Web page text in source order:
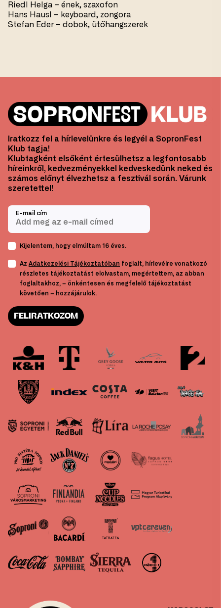
Riedl Helga – ének, szaxofon
Hans Hausl – keyboard, zongora
Stefan Eder – dobok, ütőhangszerek
Iratkozz fel a hírlevelünkre és legyél a SopronFest
Klub tagja!
Klubtagként elsőként értesülhetsz a legfontosabb
híreinkről, kedvezményekkel kedveskedünk neked és
számos előnyt élvezhetsz a fesztivál során. Várunk
szeretettel!
E-mail cím
Kijelentem, hogy elmúltam 16 éves.
Az Adatkezelési Tájékoztatóban foglalt, hírlevélre vonatkozó
részletes tájékoztatást elolvastam, megértettem, az abban
foglaltakhoz, – önkéntesen és megfelelő tájékoztatást
követően – hozzájárulok.
FELIRATKOZOM